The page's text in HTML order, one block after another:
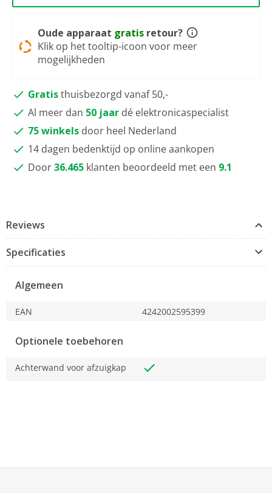
Oude apparaat gratis retour?
Klik op het tooltip-icoon voor meer
mogelijkheden
Gratisthuisbezorgd vanaf 50,-
Al meer dan 50 jaar dé elektronicaspecialist
75 winkels door heel Nederland
14 dagen bedenktijd op online aankopen
Door36.465 klanten beoordeeld met een 9.1
Reviews
Specificaties
Algemeen
EAN 4242002595399
Optionele toebehoren
Achterwand voor afzuigkap